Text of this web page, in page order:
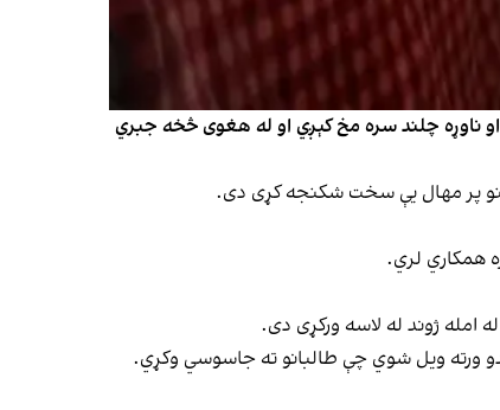
او ناوړه چلند سره مخ کېږي او له هغوی څخه جبري
پر مهال یې سخت شکنجه کړی دی.
همکاري لري.
امله ژوند له لاسه ورکړی دی.
ورته ویل شوي چې طالبانو ته جاسوسي وکړي.